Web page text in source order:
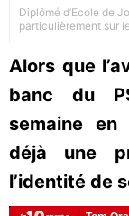
Diplômé d’Ecole de
particulièrement sur
Alors que
banc du
semaine en
déjà une
l’identité de